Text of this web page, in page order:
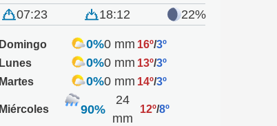
07:23 18:12 22%
Domingo 0%0 mm 16º/3º
Lunes
0%0 mm 13º/3º
Martes
0%0 mm 14º/3º
Miércoles 90%
24
mm
12º/8º